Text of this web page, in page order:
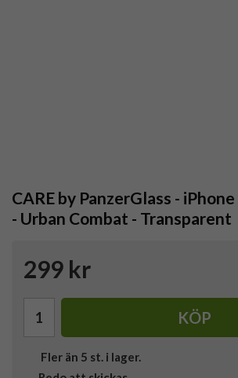
CARE by PanzerGlass -
- Urban Combat - Transparent
299 kr
KÖP
Fler än 5 st. i lager.